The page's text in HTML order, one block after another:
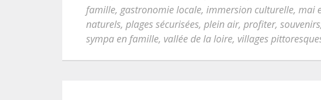
famille, gastronomie locale, immersion culturelle, mai
naturels, plages sécurisées, plein air, profiter, souvenirs,
sympa en famille, vallée de la loire, villages